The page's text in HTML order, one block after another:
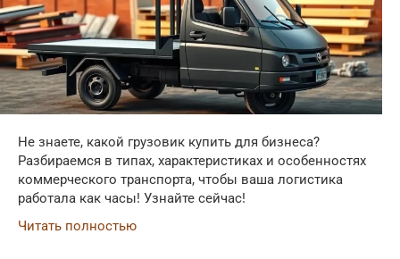
Не знаете, какой грузовик купить для бизнеса?
Разбираемся в типах, характеристиках и особенностях
коммерческого транспорта, чтобы ваша логистика
работала как часы! Узнайте сейчас!
Читать полностью